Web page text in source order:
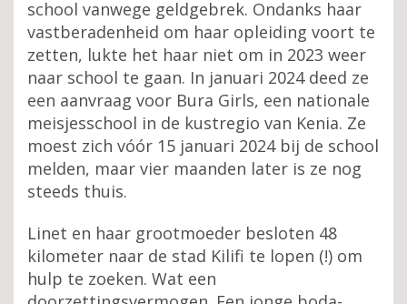
school vanwege geldgebrek. Ondanks haar
vastberadenheid om haar opleiding voort te
zetten, lukte het haar niet om in 2023 weer
naar school te gaan. In januari 2024 deed ze
een aanvraag voor Bura Girls, een nationale
meisjesschool in de kustregio van Kenia. Ze
moest zich vóór 15 januari 2024 bij de school
melden, maar vier maanden later is ze nog
steeds thuis.
Linet en haar grootmoeder besloten 48
kilometer naar de stad Kilifi te lopen (!) om
hulp te zoeken. Wat een